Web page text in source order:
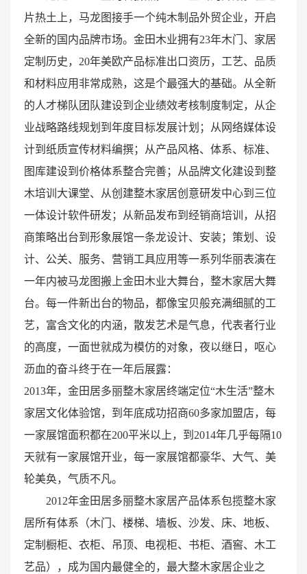
片热土上，马龙图接手一个纯木制品外贸企业，开启
全新的国内品牌市场。金田木业拥有23年木门、家居
定制历史，20年美欧产品标准出口资历，工艺、品质
和材料应用非常成熟，这是个最强大的基础。从全新
的人才梯队团队建设到企业绩效考核制度制定，从企
业战略路线规划到年度目标发展计划；从网络媒体设
计到纸质宣传材料编撰；从产品风格、体系、标准、
图库建设到价格体系整合完善；从品牌文化建设到整
木培训大课堂、从创建整木家居创意研发中心到三位
一体设计软件研发；从新品发布到经销商培训，从招
商策略出台到形象展馆一条龙设计、安装；策划、设
计、公关、服务、营销工具应用等一系列华丽表演在
一年内被马龙图搬上金田木业大舞台，整木家居大舞
台。每一件新出台的物品，都像宝贝般充满细腻的工
艺，富含文化的内涵，散发艺术是气息，代表者行业
的高度，一面世就成为模仿的对象，夜以继日，呕心
沥血的奋斗终于在一年后展露：
2013年，金田居多丽整木家居终端定位“木生活”整木
家居文化体验馆，到年底成功招商60多家加盟店，每
一家展馆面积都在200平米以上，到2014年几乎每隔10
天就有一家展馆开业，每一家展馆都豪华、大气、美
轮美奂，气质不凡。
2012年金田居多丽整木家居产品体系包揽整木家
居所有体系（木门、楼梯、墙板、沙发、床、地板、
定制橱柜、衣柜、吊顶、电视柜、书柜、酒窖、木工
艺品），成为国内最健全的，最大整木家居企业之